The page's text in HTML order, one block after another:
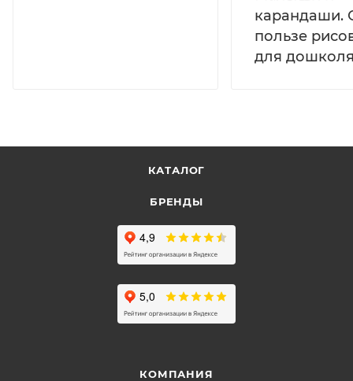
карандаши.
пользе
для
КАТАЛОГ
БРЕНДЫ
КОМПАНИЯ